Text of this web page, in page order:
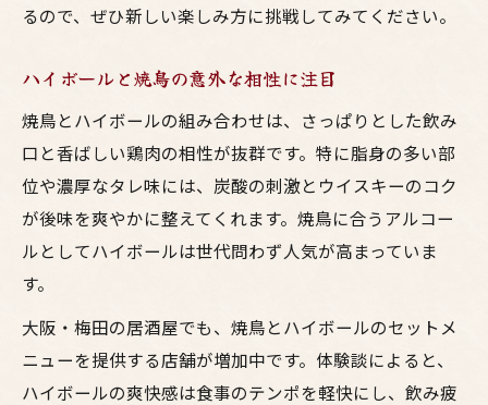
るので、ぜひ新しい楽しみ方に挑戦してみてください。
ハイボールと焼鳥の意外な相性に注目
焼鳥とハイボールの組み合わせは、さっぱりとした飲み
口と香ばしい鶏肉の相性が抜群です。特に脂身の多い部
位や濃厚なタレ味には、炭酸の刺激とウイスキーのコク
が後味を爽やかに整えてくれます。焼鳥に合うアルコー
ルとしてハイボールは世代問わず人気が高まっていま
す。
大阪・梅田の居酒屋でも、焼鳥とハイボールのセットメ
ニューを提供する店舗が増加中です。体験談によると、
ハイボールの爽快感は食事のテンポを軽快にし、飲み疲